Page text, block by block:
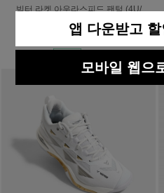
빅터 라켓 아우라스피드 팬텀 (4U/
프리코어핸들)
239,000원
앱 다운받고
모바일 웹으